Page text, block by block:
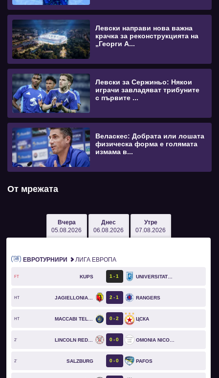
Левски направи нова важна
крачка за реконструкцията на
„Георги А...
Левски за Сержиньо: Някои
играчи завладяват трибуните
с първите ...
Веласкес: Добрата или лошата
физическа форма е голямата
измама в...
От мрежата
Вчера
05.08.2026
Днес
06.08.2026
Утре
07.08.2026
ЕВРОТУРНИРИ ЛИГА ЕВРОПА
FT KUPS 1 1 UNIVERSITATEA CRAIOVA
HT JAGIELLONIA BIAŁYSTOK 2 1 RANGERS
HT 0 2 ЦСКА
2` LINCOLN RED IMPS 0 0 OMONIA NICOSIA
2` SALZBURG 0 0 PAFOS